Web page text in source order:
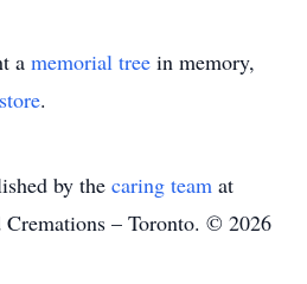
a memorial tree in memory,
.
by the caring team at
– Toronto. © 2026